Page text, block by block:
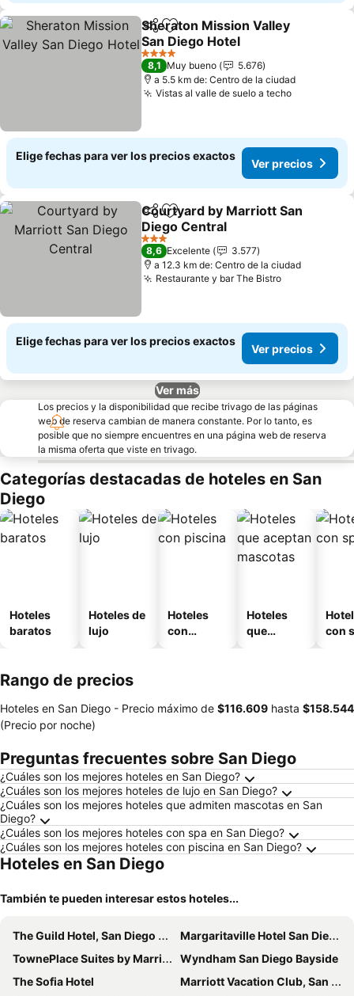
CompartirAgregar a favoritos
Sheraton Mission Valley
San Diego Hotel
4 Estrellas
8,1 Muy bueno
5.676
a 5.5 km de: Centro de la ciudad
Vistas al valle de suelo a techo
Elige fechas para ver los precios exactos
Ver precios
CompartirAgregar a favoritos
Courtyard by Marriott San
Diego Central
3 Estrellas
8,6 Excelente
3.577
a 12.3 km de: Centro de la ciudad
Restaurante y bar The Bistro
Elige fechas para ver los precios exactos
Ver precios
Ver más
Los precios y la disponibilidad que recibe trivago de las páginas
web de reserva cambian de manera constante. Por lo tanto, es
posible que no siempre encuentres en una página web de reserva
la misma oferta que viste en trivago.
Categorías destacadas de hoteles en San
Diego
Hoteles
baratos
Hoteles de
lujo
Hoteles
con
Hoteles
que
con
Rango de precios
Hoteles en San Diego - Precio máximo de ‎$116.609 hasta ‎$158.544
(Precio por noche)
Preguntas frecuentes sobre San Diego
¿Cuáles son los mejores hoteles en San Diego?
¿Cuáles son los mejores hoteles de lujo en San Diego?
¿Cuáles son los mejores hoteles que admiten mascotas en San
Diego?
¿Cuáles son los mejores hoteles con spa en San Diego?
¿Cuáles son los mejores hoteles con piscina en San Diego?
Hoteles en San Diego
También te pueden interesar estos hoteles...
The Guild Hotel, San Diego Downtown, a Tribute Portfolio Hotel
Margaritaville Hotel San Diego Gaslamp Quarter
TownePlace Suites by Marriott San Diego Downtown
Wyndham San Diego Bayside
The Sofia Hotel
Marriott Vacation Club, San Diego